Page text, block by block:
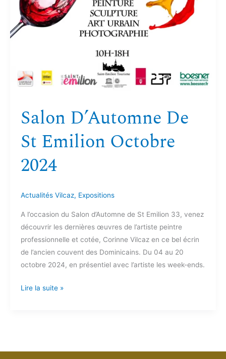
Salon D’Automne De
St Emilion Octobre
2024
Actualités Vilcaz, Expositions
A l’occasion du Salon d’Automne de St Emilion 33, venez
découvrir les dernières œuvres de l’artiste peintre
professionnelle et cotée, Corinne Vilcaz en ce bel écrin
de l’ancien couvent des Dominicains. Du 04 au 20
octobre 2024, en présentiel avec l’artiste les week-ends.
Lire la suite »